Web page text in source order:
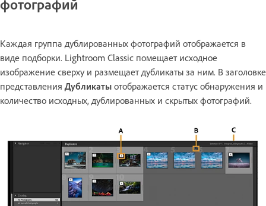
фотографий
Каждая группа дублированных фотографий отображается в
виде подборки. Lightroom Classic помещает исходное
изображение сверху и размещает дубликаты за ним. В заголовке
представленияДубликаты отображается статус обнаружения и
количество исходных, дублированных и скрытых фотографий.